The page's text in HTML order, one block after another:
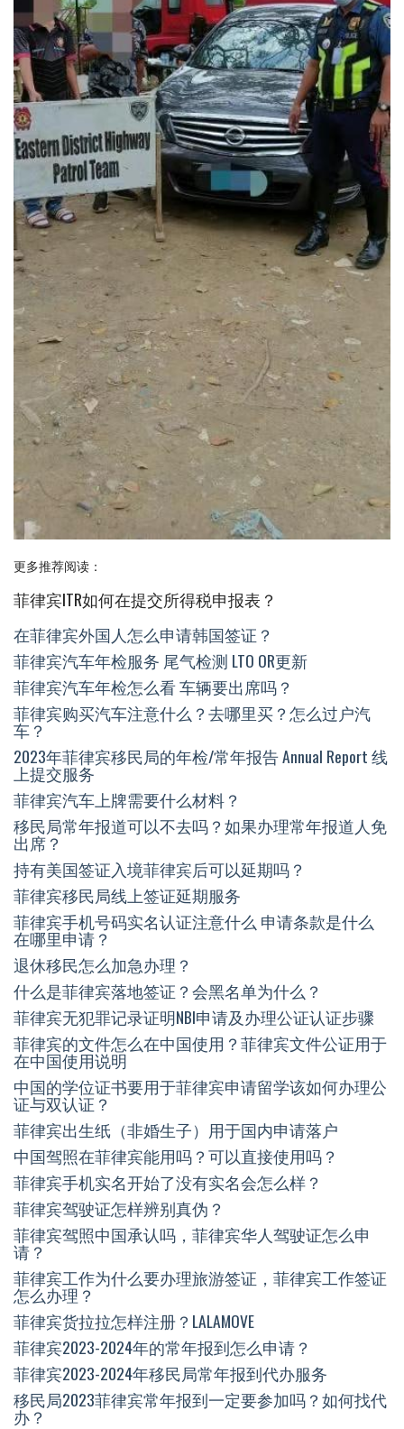
更多推荐阅读：
菲律宾ITR如何在提交所得税申报表？
在菲律宾外国人怎么申请韩国签证？
菲律宾汽车年检服务 尾气检测 LTO OR更新
菲律宾汽车年检怎么看 车辆要出席吗？
菲律宾购买汽车注意什么？去哪里买？怎么过户汽
车？
2023年菲律宾移民局的年检/常年报告 Annual Report 线
上提交服务
菲律宾汽车上牌需要什么材料？
移民局常年报道可以不去吗？如果办理常年报道人免
出席？
持有美国签证入境菲律宾后可以延期吗？
菲律宾移民局线上签证延期服务
菲律宾手机号码实名认证注意什么 申请条款是什么
在哪里申请？
退休移民怎么加急办理？
什么是菲律宾落地签证？会黑名单为什么？
菲律宾无犯罪记录证明NBI申请及办理公证认证步骤
菲律宾的文件怎么在中国使用？菲律宾文件公证用于
在中国使用说明
中国的学位证书要用于菲律宾申请留学该如何办理公
证与双认证？
菲律宾出生纸（非婚生子）用于国内申请落户
中国驾照在菲律宾能用吗？可以直接使用吗？
菲律宾手机实名开始了没有实名会怎么样？
菲律宾驾驶证怎样辨别真伪？
菲律宾驾照中国承认吗，菲律宾华人驾驶证怎么申
请？
菲律宾工作为什么要办理旅游签证，菲律宾工作签证
怎么办理？
菲律宾货拉拉怎样注册？LALAMOVE
菲律宾2023-2024年的常年报到怎么申请？
菲律宾2023-2024年移民局常年报到代办服务
移民局2023菲律宾常年报到一定要参加吗？如何找代
办？